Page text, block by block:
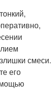
смеси.
его